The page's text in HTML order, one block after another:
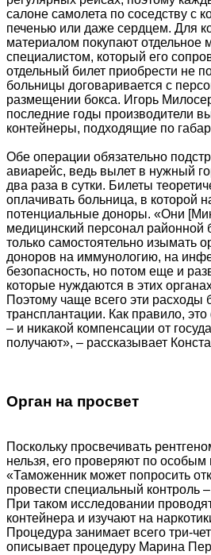
салоне самолета по соседству с
печенью или даже сердцем. Для
материалом покупают отдельное
специалистом, который его
отдельный билет приобрести не
больницы договаривается с
размещении бокса. Игорь
последние годы производители
контейнеры, подходящие по
Обе операции обязательно
авиарейс, ведь вылет в нужный
два раза в сутки. Билеты
оплачивать больница, в которой
потенциальные доноры. «Они
медицинский персонал
только самостоятельно изымать
доноров на иммунологию, на
безопасность, но потом еще и
которые нуждаются в этих
Поэтому чаще всего эти расходы
трансплантации. Как правило,
– и никакой компенсации от
получают», – рассказывает
Орган на просвет
Поскольку просвечивать
нельзя, его проверяют по особым
«Таможенник может попросить
провести специальный контроль
При таком исследовании
контейнера и изучают на
Процедура занимает всего три-
описывает процедуру Марина